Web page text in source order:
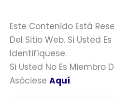
Este Contenido Está
Del Sitio Web. Si Usted
Identifíquese.
Si Usted No Es Miembro
Asóciese Aquí.